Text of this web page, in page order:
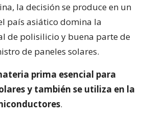
la decisión se produce en un
país asiático domina la
de polisilicio y buena parte de
de paneles solares.
prima esencial para
y también se utiliza en la
.